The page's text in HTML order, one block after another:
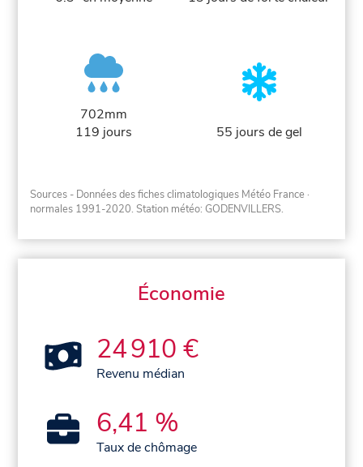
702mm
119 jours
55 jours de gel
Sources - Données des fiches climatologiques Météo France ·
normales 1991-2020. Station météo: GODENVILLERS.
Économie
24 910 €
Revenu médian
6,41 %
Taux de chômage